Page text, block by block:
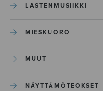
LASTENMUSIIKKI
MIESKUORO
MUUT
NÄYTTÄMÖTEOKSET